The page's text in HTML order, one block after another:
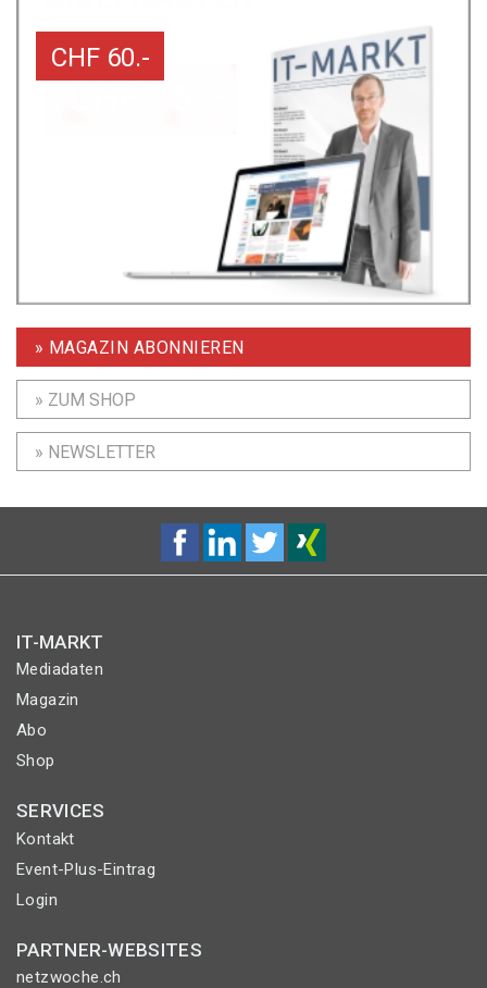
CHF 60.-
» MAGAZIN ABONNIEREN
» ZUM SHOP
» NEWSLETTER
IT-MARKT
Mediadaten
Magazin
Abo
Shop
SERVICES
Kontakt
Event-Plus-Eintrag
Login
PARTNER-WEBSITES
netzwoche.ch